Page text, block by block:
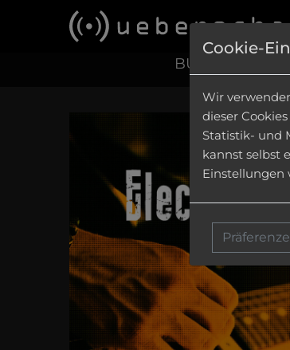
BUNDLES
Cookie-
Wir
dieser
Statistik- und
kannst selbst
Einstellungen